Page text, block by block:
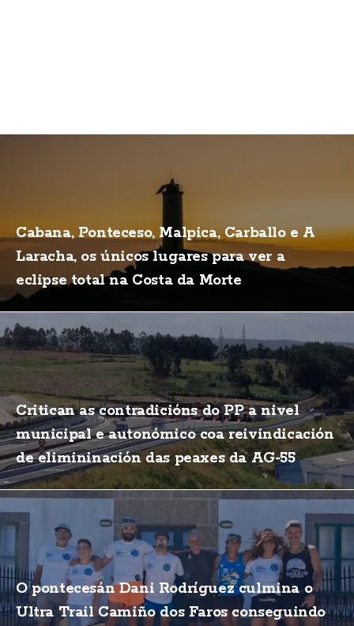
Cabana, Ponteceso, Malpica, Carballo e A
Laracha, os únicos lugares para ver a
eclipse total na Costa da Morte
Critican as contradicións do PP a nivel
municipal e autonómico coa reivindicación
de elimininación das peaxes da AG-55
O pontecesán Dani Rodríguez culmina o
Ultra Trail Camiño dos Faros conseguindo